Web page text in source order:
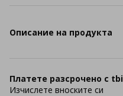
Описание на продукта
Платете разсрочено с tbi
Изчислете вноските си